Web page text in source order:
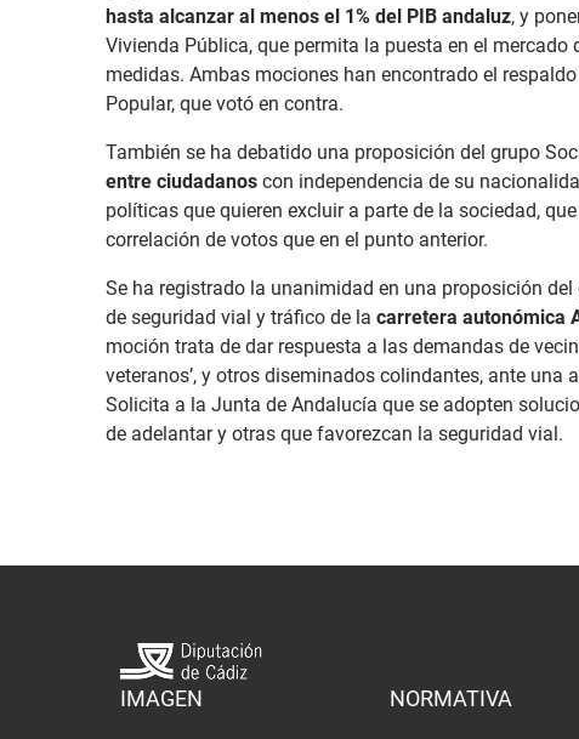
hasta alcanzar al menos el 1% del PIB andaluz, y
Vivienda Pública, que permita la puesta en el mercado
medidas. Ambas mociones han encontrado el
Popular, que votó en contra.
También se ha debatido una proposición del grupo
entre ciudadanos con independencia de su
políticas que quieren excluir a parte de la sociedad,
correlación de votos que en el punto anterior.
Se ha registrado la unanimidad en una proposición
de seguridad vial y tráfico de la carretera autonómica
moción trata de dar respuesta a las demandas de
veteranos’, y otros diseminados colindantes, ante una
Solicita a la Junta de Andalucía que se adopten
de adelantar y otras que favorezcan la seguridad vial.
IMAGEN NORMATIVA